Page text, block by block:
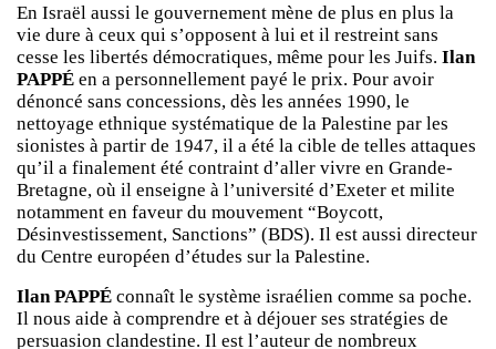
En Israël aussi le gouvernement mène de plus en plus la
vie dure à ceux qui s’opposent à lui et il restreint sans
cesse les libertés démo­cratiques, même pour les Juifs. Ilan
PAPPÉ en a personnel­le­ment payé le prix. Pour avoir
dénoncé sans concessions, dès les années 1990, le
nettoyage ethnique systématique de la Palestine par les
sionistes à partir de 1947, il a été la cible de telles attaques
qu’il a finalement été contraint d’aller vivre en Grande-
Bretagne, où il enseigne à l’université d’Exeter et milite
notam­ment en faveur du mouvement “Boycott,
Désinvestissement, Sanctions” (BDS). Il est aussi directeur
du Centre européen d’études sur la Palestine.
Ilan PAPPÉ connaît le système israélien comme sa poche.
Il nous aide à comprendre et à déjouer ses stratégies de
persuasion clandestine. Il est l’auteur de nombreux